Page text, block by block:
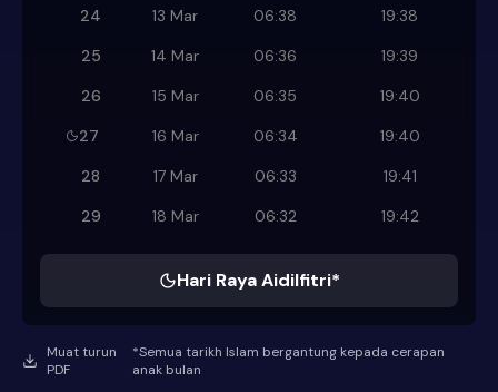
24
13 Mar 06:38
19:38
25
14 Mar 06:36
19:39
26
15 Mar 06:35
19:40
27
16 Mar 06:34
19:40
28
17 Mar 06:33
19:41
29
18 Mar 06:32 19:42
Hari Raya Aidilfitri*
Muat turun
PDF
*Semua tarikh Islam bergantung kepada cerapan
anak bulan